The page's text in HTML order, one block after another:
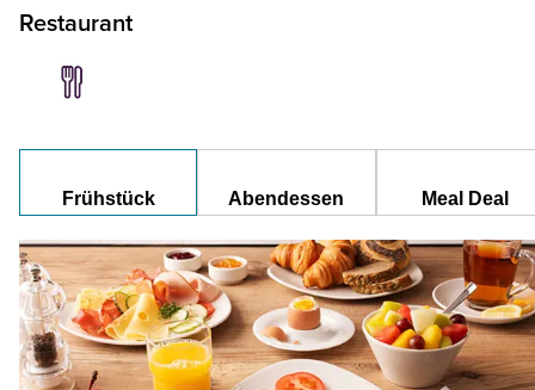
Restaurant
Frühstück Abendessen Meal Deal